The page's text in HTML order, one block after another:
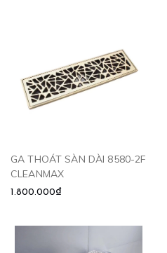
GA THOÁT SÀN DÀI 8580-2F
CLEANMAX
1.800.000₫